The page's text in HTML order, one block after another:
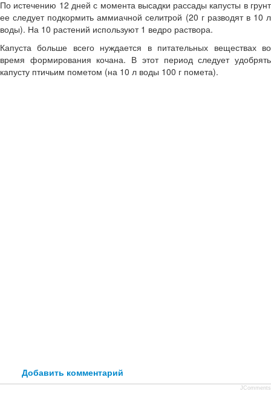
По истечению 12 дней с момента высадки рассады капусты в грунт
ее следует подкормить аммиачной селитрой (20 г разводят в 10 л
воды). На 10 растений используют 1 ведро раствора.
Капуста больше всего нуждается в питательных веществах во
время формирования кочана. В этот период следует удобрять
капусту птичьим пометом (на 10 л воды 100 г помета).
Добавить комментарий
JComments